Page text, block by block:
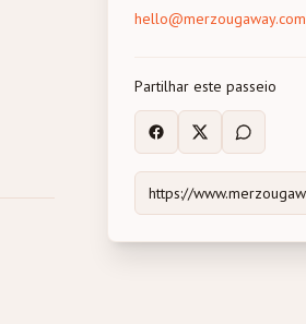
hello@merzougaway.com
Partilhar este passeio